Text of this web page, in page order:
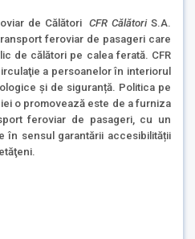
de CălătoriCFR CălătoriS.A.
feroviar de pasageri care
de călători pe calea ferată. CFR
a persoanelor în interiorul
și de siguranță. Politica pe
o promovează este de a furniza
feroviar de pasageri, cu un
în sensul garantării accesibilității